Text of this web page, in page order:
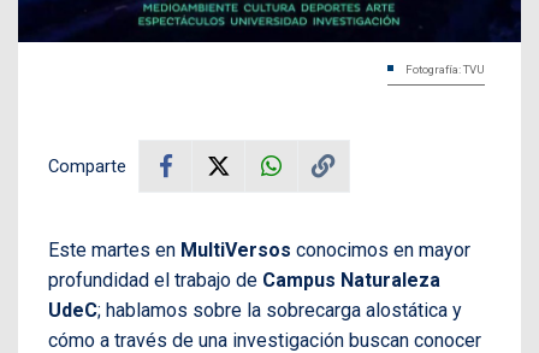
Fotografía: TVU
Comparte
Este martes en MultiVersos conocimos en mayor
profundidad el trabajo de Campus Naturaleza
UdeC; hablamos sobre la sobrecarga alostática y
cómo a través de una investigación buscan conocer